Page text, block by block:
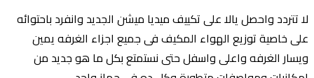
لا تتردد واحصل يالا على تكييف ميديا ميشن الجديد وانفرد باحتوائه
على خاصية توزيع الهواء المكيف فى جميع اجزاء الغرفه يمين
ويسار الغرفه واعلى واسفل حتى نستمتع بكل ما هو جديد من